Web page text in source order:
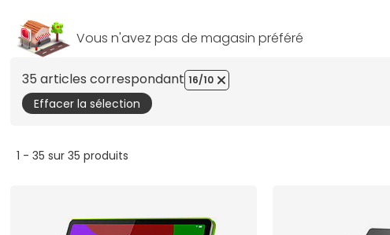
Vous n'avez pas de magasin préféré
35 articles correspondant
Effacer la sélection
16/10
1 - 35 sur 35 produits